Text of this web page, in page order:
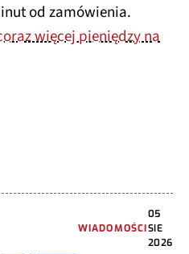
od zamówienia.
więcej pieniędzy na
WIADOMOŚCI
05
SIE
2026